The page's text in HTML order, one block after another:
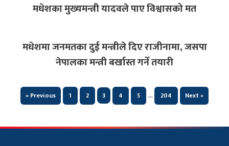
मधेशका मुख्यमन्त्री यादवले पाए विश्वासको मत
मधेशमा जनमतका दुई मन्त्रीले दिए राजीनामा, जसपा
नेपालका मन्त्री बर्खास्त गर्ने तयारी
« Previous 1 2 3 4 5 … 204 Next »